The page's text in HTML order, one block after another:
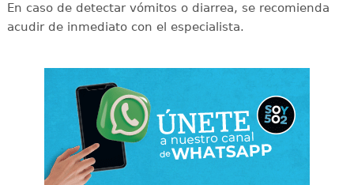
En caso de detectar vómitos o diarrea, se recomienda
acudir de inmediato con el especialista.